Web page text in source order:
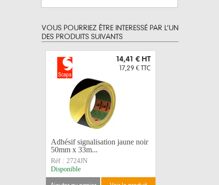
VOUS POURRIEZ ÊTRE INTERESSÉ PAR L’UN
DES PRODUITS SUIVANTS
14,41 € HT
17,29 € TTC
Adhésif signalisation jaune noir
50mm x 33m...
Réf : 2724JN
Disponible